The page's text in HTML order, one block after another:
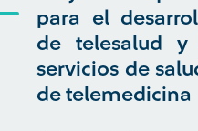
para el
de telesalud y
servicios de
de telemedicina